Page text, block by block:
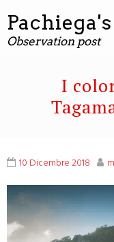
contenuto
Observation post
I
10 Dicembre 2018